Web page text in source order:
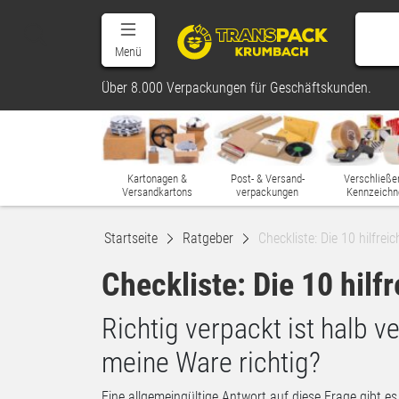
Menü
Über 8.000 Verpackungen für Geschäftskunden.
Kartonagen &
Versandkartons
Post- & Versand-
verpackungen
Startseite Ratgeber Checkliste: Die 10
Checkliste: Die 10
Richtig verpackt ist halb
meine Ware richtig?